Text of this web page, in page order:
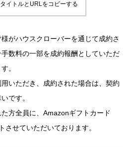
イトルとURLをコピーする
がハウスクローバーを通じて成約さ
数料の一部を成約報酬としていただ
。
いただき、成約された場合は、契約
です。
方全員に、Amazonギフトカード
させていただいております。